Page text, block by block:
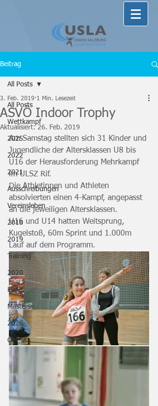
Beitrag
All Posts
Wettkampf
2025
2022
2021
Ausschreibungen
Vereinsleben
2018
2019
Training
2020
Halle
Masters
2026
ÖM
All Posts
ASVÖ Indoor Trophy
3. Feb. 2019 1 Min. Lesezeit
Aktualisiert:26. Feb. 2019
Am Samstag stellten sich 31 Kinder und
Jugendliche der Altersklassen U8 bis
U16 der Herausforderung Mehrkampf
im ULSZ Rif.
Die Athletinnen und Athleten
absolvierten einen 4-Kampf, angepasst
an die jeweiligen Altersklassen.
U16 und U14 hatten Weitsprung,
Kugelstoß, 60m Sprint und 1.000m
Lauf auf dem Programm.